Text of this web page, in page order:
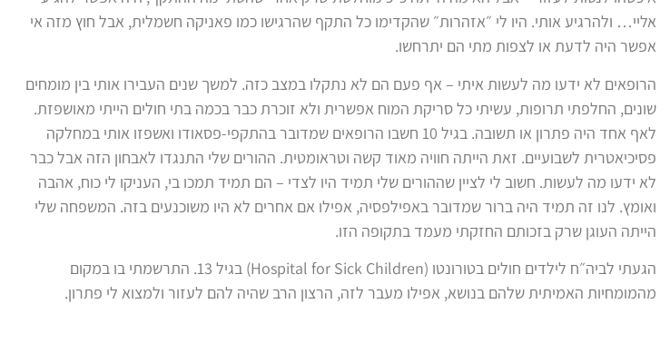
אליי… ולהרגיע אותי. היו לי ״אזהרות״ שהקדימו כל התקף שהרגישו כמו פאניקה חשמלית, אבל חוץ מזה אי
אפשר היה לדעת או לצפות מתי הם יתרחשו.
הרופאים לא ידעו מה לעשות איתי – אף פעם הם לא נתקלו במצב כזה. למשך שנים העבירו אותי בין מומחים
שונים, החלפתי תרופות, עשיתי כל סריקת המוח אפשרית ולא זוכרת כבר בכמה בתי חולים הייתי מאושפזת.
לאף אחד היה פתרון או תשובה. בגיל 10 חשבו הרופאים שמדובר בהתקפי-פסאודו ואשפזו אותי במחלקה
פסיכיאטרית לשבועיים. זאת הייתה חוויה מאוד קשה וטראומטית. ההורים שלי התנגדו לאבחון הזה אבל כבר
לא ידעו מה לעשות. חשוב לי לציין שההורים שלי תמיד היו לצדי – הם תמיד תמכו בי, העניקו לי כוח, אהבה
ואומץ. לנו זה תמיד היה ברור שמדובר באפילפסיה, אפילו אם אחרים לא היו משוכנעים בזה. המשפחה שלי
הייתה העוגן שרק בזכותם החזקתי מעמד בתקופה הזו.
הגעתי לביה״ח לילדים חולים בטורונטו (Hospital for Sick Children) בגיל 13. התרשמתי בו במקום
מהמומחיות האמיתית שלהם בנושא, אפילו מעבר לזה, הרצון הרב שהיה להם לעזור ולמצוא לי פתרון.